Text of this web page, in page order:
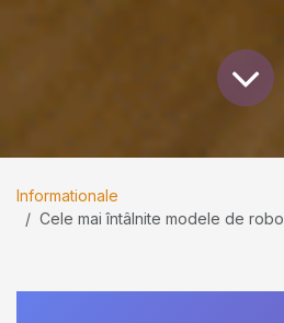
Informationale
Cele mai întâlnite modele de